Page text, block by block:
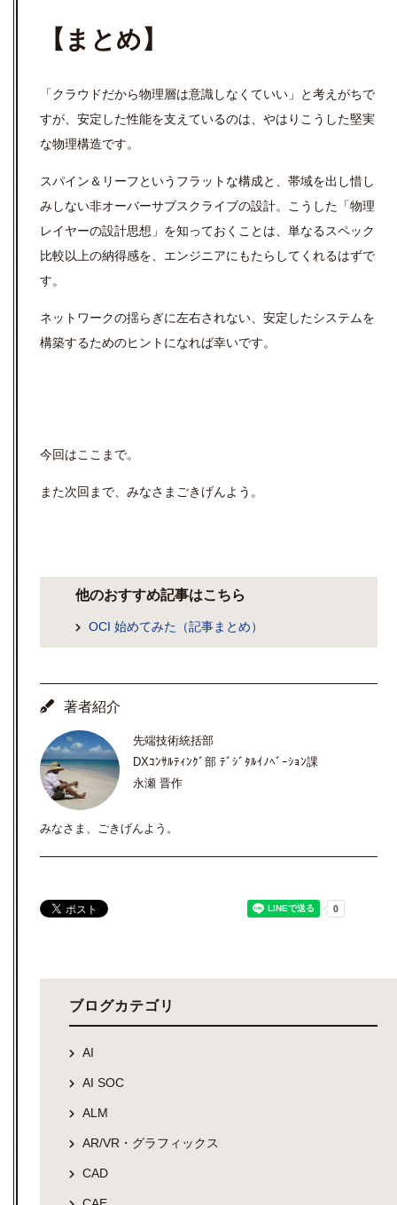
【まとめ】
「クラウドだから物理層は意識しなくていい」と考えがちで
すが、安定した性能を支えているのは、やはりこうした堅実
な物理構造です。
スパイン＆リーフというフラットな構成と、帯域を出し惜し
みしない非オーバーサブスクライブの設計。こうした「物理
レイヤーの設計思想」を知っておくことは、単なるスペック
比較以上の納得感を、エンジニアにもたらしてくれるはずで
す。
ネットワークの揺らぎに左右されない、安定したシステムを
構築するためのヒントになれば幸いです。
今回はここまで。
また次回まで、みなさまごきげんよう。
他のおすすめ記事はこちら
OCI 始めてみた（記事まとめ）
著者紹介
先端技術統括部
DXｺﾝｻﾙﾃｨﾝｸﾞ部 ﾃﾞｼﾞﾀﾙｲﾉﾍﾞｰｼｮﾝ課
永瀬 晋作
みなさま、ごきげんよう。
ブログカテゴリ
AI
AI SOC
ALM
AR/VR・グラフィックス
CAD